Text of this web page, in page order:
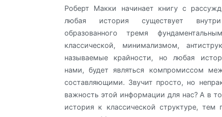
Роберт Макки начинает книгу с
любая история существует внутри
образованного тремя
классической, минимализмом,
называемые крайности, но любая
нами, будет являться компромиссом
составляющими. Звучит просто, но
важность этой информации для нас? А в
история к классической структуре, тем